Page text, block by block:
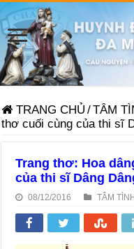
TRANG CHỦ /TÂM
thơ cuối cùng của thi sĩ
Trang thơ: Hoa
của thi sĩ Dâng
08/12/2016 TÂM